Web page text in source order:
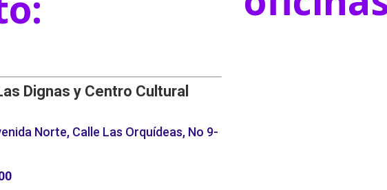
Dignas y Centro Cultural
Norte, Calle Las Orquídeas, No 9-